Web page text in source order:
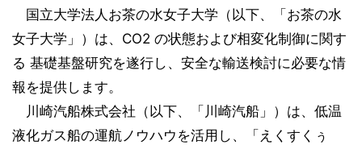
国立大学法人お茶の水女子大学（以下、「お茶の水
女子大学」）は、CO2 の状態および相変化制御に関す
る 基礎基盤研究を遂行し、安全な輸送検討に必要な情
報を提供します。
川崎汽船株式会社（以下、「川崎汽船」）は、低温
液化ガス船の運航ノウハウを活用し、「えくすくぅ